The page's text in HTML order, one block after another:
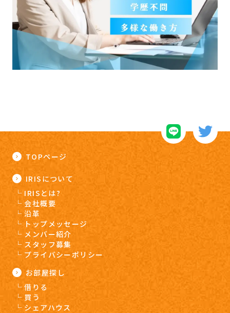
TOPページ
IRISについて
IRISとは?
会社概要
沿革
トップメッセージ
メンバー紹介
スタッフ募集
プライバシーポリシー
お部屋探し
借りる
買う
シェアハウス